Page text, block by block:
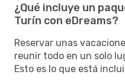
¿Qué incluye un
Turín con eDreams?
Reservar unas
reunir todo en un solo
Esto es lo que está